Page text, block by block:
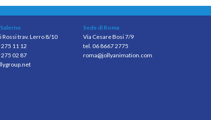
Rossi trav. Lerro 8/10
11 12
275 02 87
Sede di Roma
Via Cesare Bosi 7/9
tel. 06 8667 2775
roma@jollyanimation.com